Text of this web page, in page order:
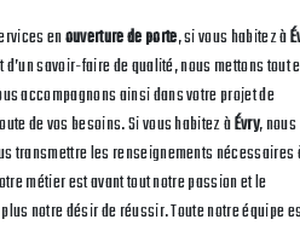
enouverture de porte, si vous habitez à
savoir-faire de qualité, nous mettons tout
accompagnons ainsi dans votre projet de
de vos besoins. Si vous habitez àÉvry, nous
transmettre les renseignements nécessaires
métier est avant tout notre passion et le
notre désir de réussir. Toute notre équipe